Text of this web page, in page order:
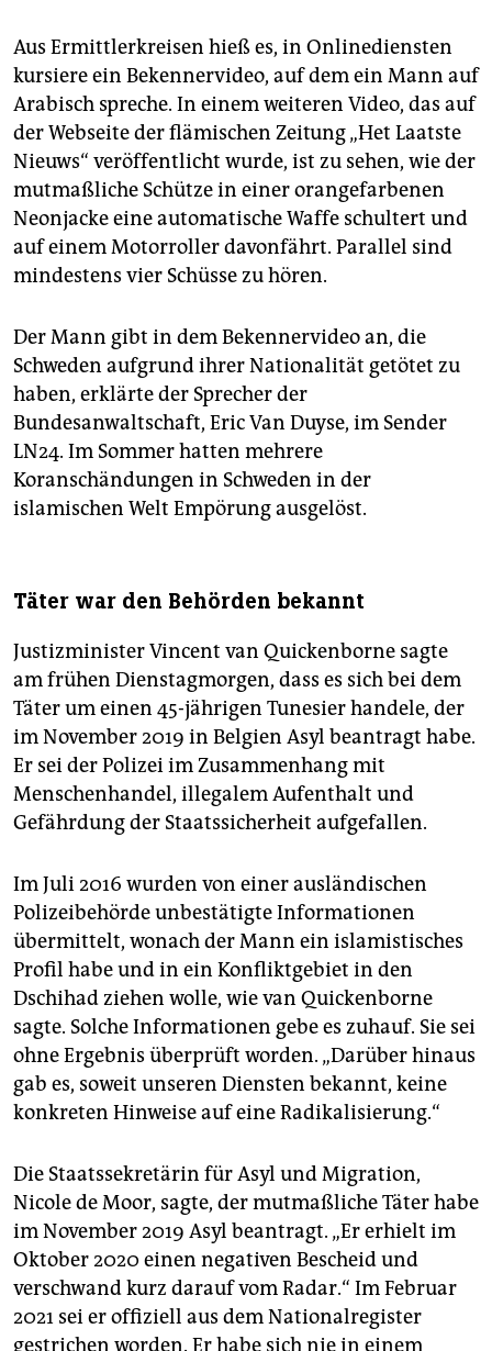
Aus Ermittlerkreisen hieß es, in Onlinediensten
kursiere ein Bekennervideo, auf dem ein Mann auf
Arabisch spreche. In einem weiteren Video, das auf
der Webseite der flämischen Zeitung „Het Laatste
Nieuws“ veröffentlicht wurde, ist zu sehen, wie der
mutmaßliche Schütze in einer orangefarbenen
Neonjacke eine automatische Waffe schultert und
auf einem Motorroller davonfährt. Parallel sind
mindestens vier Schüsse zu hören.
Der Mann gibt in dem Bekennervideo an, die
Schweden aufgrund ihrer Nationalität getötet zu
haben, erklärte der Sprecher der
Bundesanwaltschaft, Eric Van Duyse, im Sender
LN24. Im Sommer hatten mehrere
Koranschändungen in Schweden in der
islamischen Welt Empörung ausgelöst.
Täter war den Behörden bekannt
Justizminister Vincent van Quickenborne sagte
am frühen Dienstagmorgen, dass es sich bei dem
Täter um einen 45-jährigen Tunesier handele, der
im November 2019 in Belgien Asyl beantragt habe.
Er sei der Polizei im Zusammenhang mit
Menschenhandel, illegalem Aufenthalt und
Gefährdung der Staatssicherheit aufgefallen.
Im Juli 2016 wurden von einer ausländischen
Polizeibehörde unbestätigte Informationen
übermittelt, wonach der Mann ein islamistisches
Profil habe und in ein Konfliktgebiet in den
Dschihad ziehen wolle, wie van Quickenborne
sagte. Solche Informationen gebe es zuhauf. Sie sei
ohne Ergebnis überprüft worden. „Darüber hinaus
gab es, soweit unseren Diensten bekannt, keine
konkreten Hinweise auf eine Radikalisierung.“
Die Staatssekretärin für Asyl und Migration,
Nicole de Moor, sagte, der mutmaßliche Täter habe
im November 2019 Asyl beantragt. „Er erhielt im
Oktober 2020 einen negativen Bescheid und
verschwand kurz darauf vom Radar.“ Im Februar
2021 sei er offiziell aus dem Nationalregister
gestrichen worden. Er habe sich nie in einem